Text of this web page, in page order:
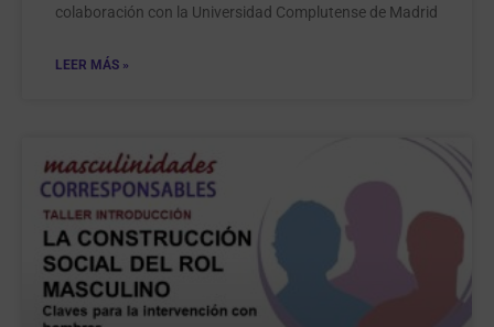
colaboración con la Universidad Complutense de Madrid
LEER MÁS »